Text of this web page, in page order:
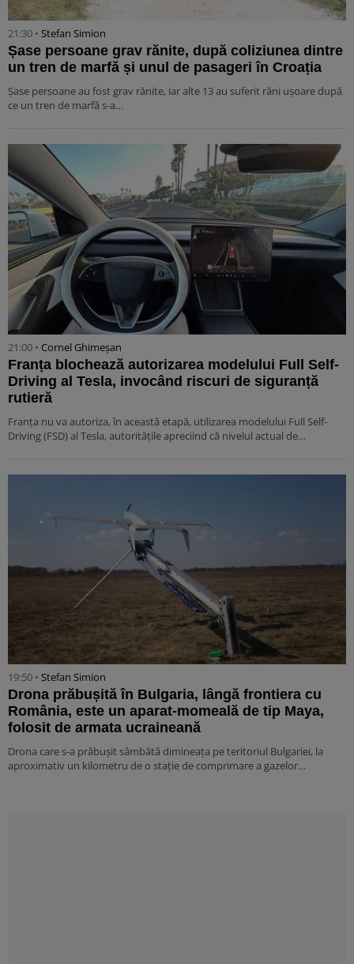
21:30 • Stefan Simion
Șase persoane grav rănite, după coliziunea dintre
un tren de marfă și unul de pasageri în Croația
Șase persoane au fost grav rănite, iar alte 13 au suferit răni ușoare după
ce un tren de marfă s-a…
21:00 • Cornel Ghimeșan
Franța blochează autorizarea modelului Full Self-
Driving al Tesla, invocând riscuri de siguranță
rutieră
Franța nu va autoriza, în această etapă, utilizarea modelului Full Self-
Driving (FSD) al Tesla, autoritățile apreciind că nivelul actual de…
19:50 • Stefan Simion
Drona prăbușită în Bulgaria, lângă frontiera cu
România, este un aparat-momeală de tip Maya,
folosit de armata ucraineană
Drona care s-a prăbușit sâmbătă dimineața pe teritoriul Bulgariei, la
aproximativ un kilometru de o stație de comprimare a gazelor…